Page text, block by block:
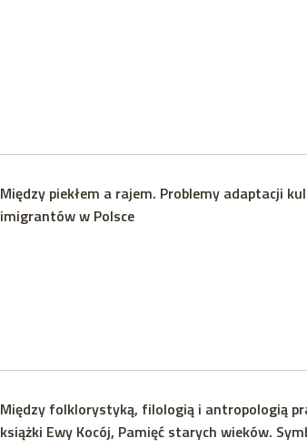
Między piekłem a rajem. Problemy adaptacji
imigrantów w Polsce
Między folklorystyką, filologią i antropologią
książki Ewy Kocój, Pamięć starych wieków.